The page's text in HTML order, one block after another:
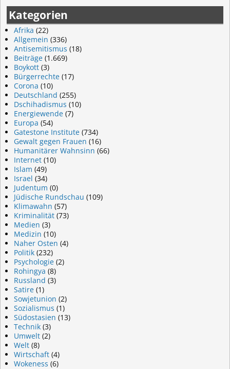
Kategorien
Afrika (22)
Allgemein (336)
Antisemitismus (18)
Beiträge (1.669)
Boykott (3)
Bürgerrechte (17)
Corona (10)
Deutschland (255)
Dschihadismus (10)
Energiewende (7)
Europa (54)
Gatestone Institute (734)
Gewalt gegen Frauen (16)
Humanitärer Wahnsinn (66)
Internet (10)
Islam (49)
Israel (34)
Judentum (0)
Jüdische Rundschau (109)
Klimawahn (57)
Kriminalität (73)
Medien (3)
Medizin (10)
Naher Osten (4)
Politik (232)
Psychologie (2)
Rohingya (8)
Russland (3)
Satire (1)
Sowjetunion (2)
Sozialismus (1)
Südostasien (13)
Technik (3)
Umwelt (2)
Welt (8)
Wirtschaft (4)
Wokeness (6)